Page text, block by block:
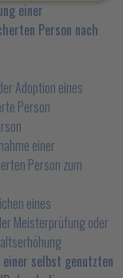
einer
Person nach
Adoption eines
Person
einer
Person zum
eines
Meisterprüfung oder
einer selbst genutzten